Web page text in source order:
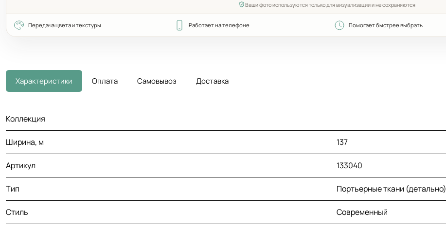
Ваши фото используются только для визуализации и не сохраняются
Передача цвета и текстуры Работает на телефоне Помогает быстрее выбрать
Характеристики Оплата Самовывоз Доставка
Коллекция
Ширина, м 137
Артикул 133040
Тип Портьерные ткани (детально)
Стиль Современный